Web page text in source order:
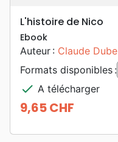
L'histoire de Nico
Ebook
Auteur : Claude Dube
Formats disponibles :
check A télécharger
Prix
9,65 CHF